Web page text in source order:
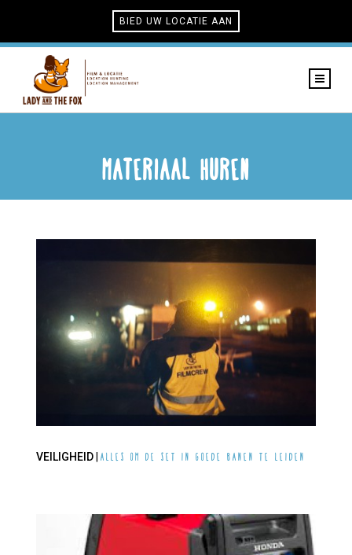
BIED UW LOCATIE AAN
Materiaal huren
VEILIGHEID| Alles om de set in goede banen te leiden